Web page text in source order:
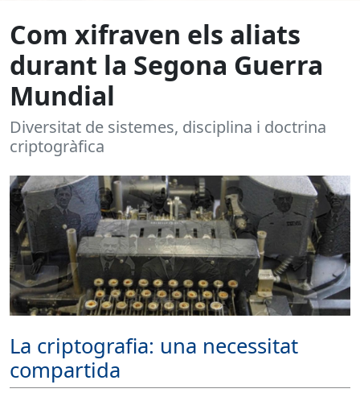
Com xifraven els aliats
durant la Segona Guerra
Mundial
Diversitat de sistemes, disciplina i doctrina
criptogràfica
La criptografia: una necessitat
compartida